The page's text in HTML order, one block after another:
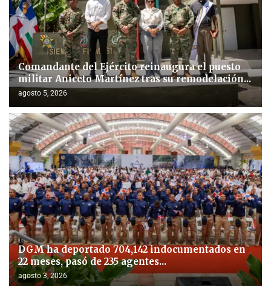
Comandante del Ejército reinaugura el puesto
militar Aniceto Martínez tras su remodelación...
agosto 5, 2026
DGM ha deportado 704,142 indocumentados en
22 meses, pasó de 235 agentes...
agosto 3, 2026